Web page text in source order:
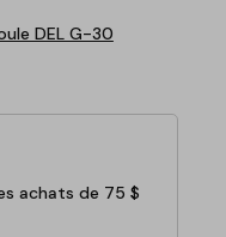
DEL G-30
achats de 75 $